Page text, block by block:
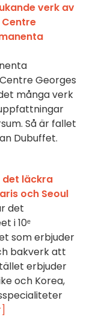
verk av
Georges
många verk
Så är fallet
Dubuffet.
det läckra
och Seoul
det
i 10ᵉ
som erbjuder
bakverk att
erbjuder
och Korea,